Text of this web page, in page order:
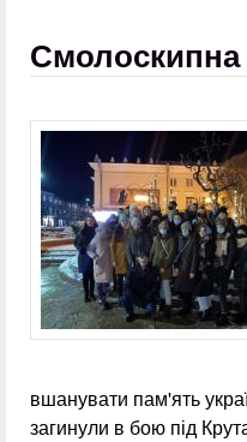
Смолоскипна
вшанувати пам'ять
загинули в бою під